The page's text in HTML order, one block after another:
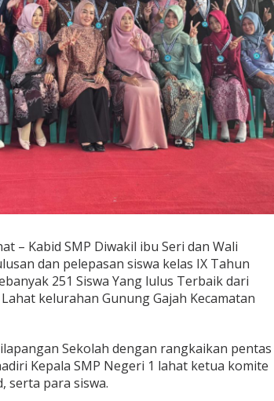
– Kabid SMP Diwakil ibu Seri dan Wali
dan pelepasan siswa kelas IX Tahun
251 Siswa Yang lulus Terbaik dari
kelurahan Gunung Gajah Kecamatan
Sekolah dengan rangkaikan pentas
Kepala SMP Negeri 1 lahat ketua komite
serta para siswa.